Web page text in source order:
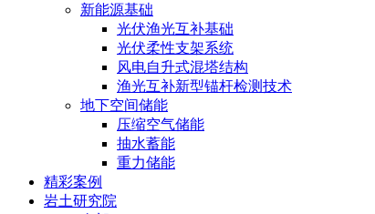
新能源基础
光伏渔光互补基础
光伏柔性支架系统
风电自升式混塔结构
渔光互补新型锚杆检测技术
地下空间储能
压缩空气储能
抽水蓄能
重力储能
精彩案例
岩土研究院